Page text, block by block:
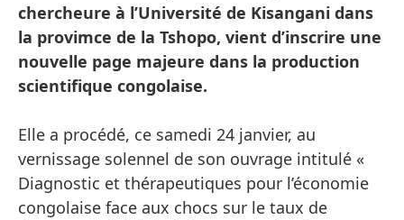
chercheure à l’Université de Kisangani dans
la provimce de la Tshopo, vient d’inscrire une
nouvelle page majeure dans la production
scientifique congolaise.
Elle a procédé, ce samedi 24 janvier, au
vernissage solennel de son ouvrage intitulé «
Diagnostic et thérapeutiques pour l’économie
congolaise face aux chocs sur le taux de